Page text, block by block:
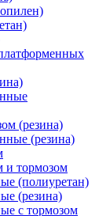
(резина)
(резина)
и тормозом
(полиуретан)
(резина)
с тормозом